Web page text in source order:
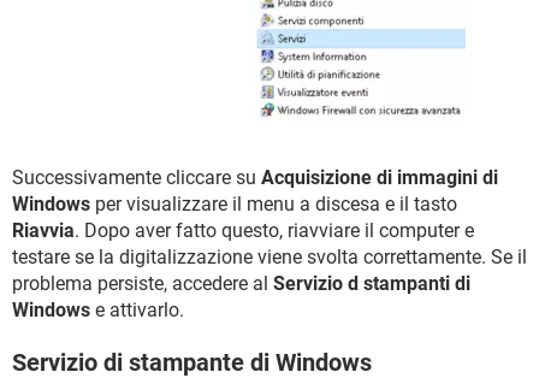
Successivamente cliccare su Acquisizione di immagini di
Windows per visualizzare il menu a discesa e il tasto
Riavvia. Dopo aver fatto questo, riavviare il computer e
testare se la digitalizzazione viene svolta correttamente. Se il
problema persiste, accedere al Servizio d stampanti di
Windows e attivarlo.
Servizio di stampante di Windows